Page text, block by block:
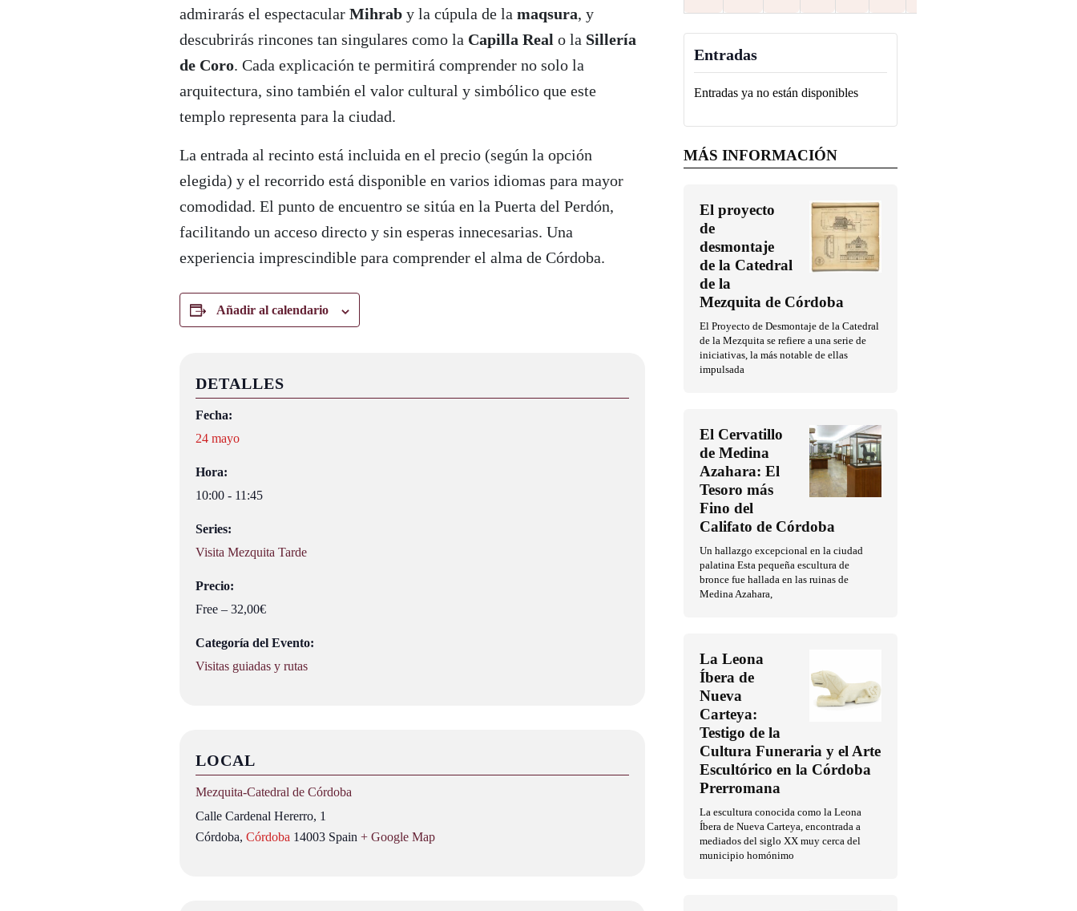
admirarás el espectacular Mihrab y la cúpula de la maqsura, y
descubrirás rincones tan singulares como la Capilla Real o la Sillería
de Coro. Cada explicación te permitirá comprender no solo la
arquitectura, sino también el valor cultural y simbólico que este
templo representa para la ciudad.
La entrada al recinto está incluida en el precio (según la opción
elegida) y el recorrido está disponible en varios idiomas para mayor
comodidad. El punto de encuentro se sitúa en la Puerta del Perdón,
facilitando un acceso directo y sin esperas innecesarias. Una
experiencia imprescindible para comprender el alma de Córdoba.
Añadir al calendario
DETALLES
Fecha:
24 mayo
Hora:
10:00 - 11:45
Series:
Visita Mezquita Tarde
Precio:
Free – 32,00€
Categoría del Evento:
Visitas guiadas y rutas
LOCAL
Mezquita‑Catedral de Córdoba
Calle Cardenal Hererro, 1
Córdoba, Córdoba 14003 Spain + Google Map
Entradas
Entradas ya no están disponibles
MÁS INFORMACIÓN
El proyecto
de
desmontaje
de la Catedral
de la
Mezquita de Córdoba
El Proyecto de Desmontaje de la Catedral
de la Mezquita se refiere a una serie de
iniciativas, la más notable de ellas
impulsada
El Cervatillo
de Medina
Azahara: El
Tesoro más
Fino del
Califato de Córdoba
Un hallazgo excepcional en la ciudad
palatina Esta pequeña escultura de
bronce fue hallada en las ruinas de
Medina Azahara,
La Leona
Íbera de
Nueva
Carteya:
Testigo de la
Cultura Funeraria y el Arte
Escultórico en la Córdoba
Prerromana
La escultura conocida como la Leona
Íbera de Nueva Carteya, encontrada a
mediados del siglo XX muy cerca del
municipio homónimo